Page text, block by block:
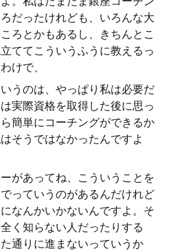
だったけれども、いろんな大
ろとかもあるし、きちんとこ
ててこういうふうに教えるっ
けで、
うのは、やっぱり私は必要だ
実際資格を取得した後に思っ
簡単にコーチングができるか
そうではなかったんですよ
があってね、こういうことを
っていうのがあるんだけれど
なんかいかないんですよ。そ
く知らない人だったりする
通りに進まないっていうか